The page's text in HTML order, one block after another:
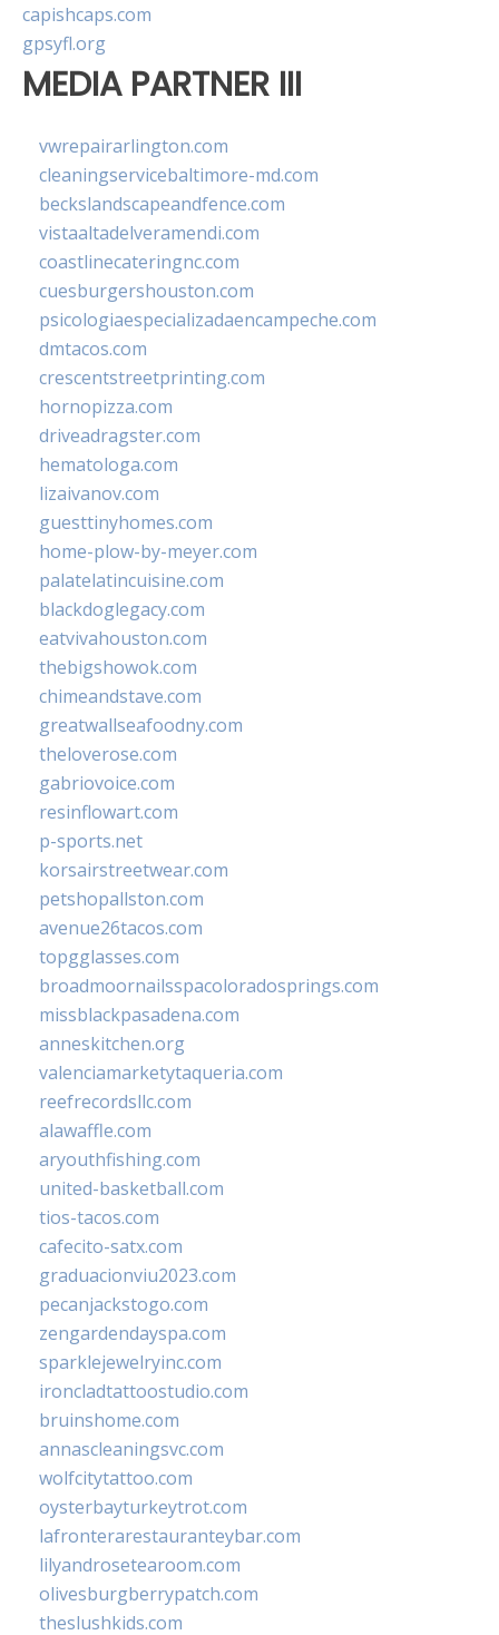
capishcaps.com
gpsyfl.org
MEDIA PARTNER III
vwrepairarlington.com
cleaningservicebaltimore-md.com
beckslandscapeandfence.com
vistaaltadelveramendi.com
coastlinecateringnc.com
cuesburgershouston.com
psicologiaespecializadaencampeche.com
dmtacos.com
crescentstreetprinting.com
hornopizza.com
driveadragster.com
hematologa.com
lizaivanov.com
guesttinyhomes.com
home-plow-by-meyer.com
palatelatincuisine.com
blackdoglegacy.com
eatvivahouston.com
thebigshowok.com
chimeandstave.com
greatwallseafoodny.com
theloverose.com
gabriovoice.com
resinflowart.com
p-sports.net
korsairstreetwear.com
petshopallston.com
avenue26tacos.com
topgglasses.com
broadmoornailsspacoloradosprings.com
missblackpasadena.com
anneskitchen.org
valenciamarketytaqueria.com
reefrecordsllc.com
alawaffle.com
aryouthfishing.com
united-basketball.com
tios-tacos.com
cafecito-satx.com
graduacionviu2023.com
pecanjackstogo.com
zengardendayspa.com
sparklejewelryinc.com
ironcladtattoostudio.com
bruinshome.com
annascleaningsvc.com
wolfcitytattoo.com
oysterbayturkeytrot.com
lafronterarestauranteybar.com
lilyandrosetearoom.com
olivesburgberrypatch.com
theslushkids.com